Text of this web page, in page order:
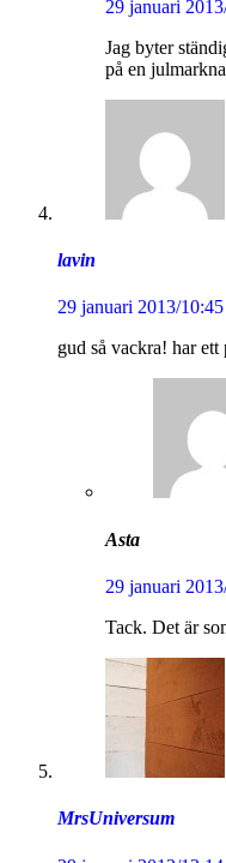
29 januari
Jag byter
på en
lavin
29 januari 2013/10:45
gud så vackra! har
Asta
29 januari
Tack. Det är
MrsUniversum